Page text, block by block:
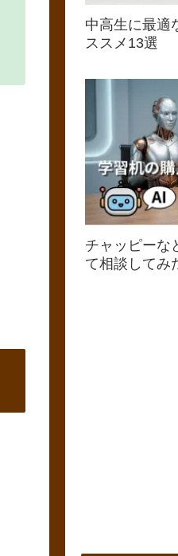
中高生に最適
ススメ13選
チャッピーな
て相談してみ